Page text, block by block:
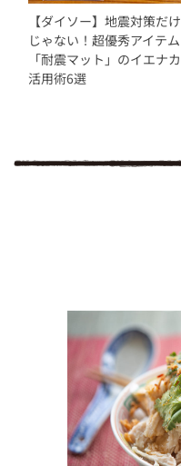
【ダイソー】地震対策だけ
じゃない！超優秀アイテム
「耐震マット」のイエナカ
活用術6選